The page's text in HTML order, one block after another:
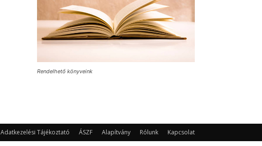
Rendelhető könyveink
Adatkezelési Tájékoztató ÁSZF Alapítvány Rólunk Kapcsolat